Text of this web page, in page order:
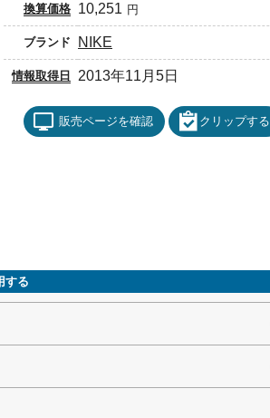
換算価格 10,251 円
ブランド NIKE
情報取得日 2013年11月5日
販売ページを確認 クリップする
する